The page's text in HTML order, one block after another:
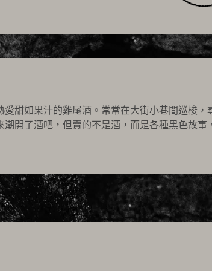
甜如果汁的雞尾酒。常常在大街小巷間巡梭，
開了酒吧，但賣的不是酒，而是各種黑色故事